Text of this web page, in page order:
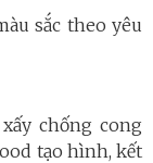
sắc theo yêu
chống cong
tạo hình, kết